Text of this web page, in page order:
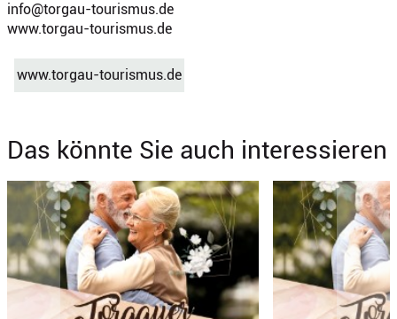
info@torgau-tourismus.de
www.torgau-tourismus.de
www.torgau-tourismus.de
Das könnte Sie auch interessieren